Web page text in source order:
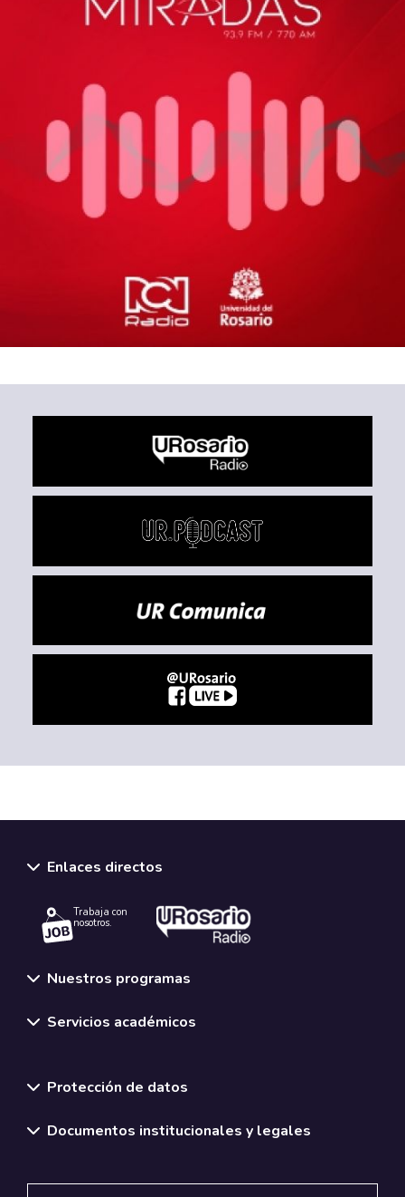
Enlaces directos
Trabaja con
nosotros.
Nuestros programas
Servicios académicos
Protección de datos
Documentos institucionales y legales